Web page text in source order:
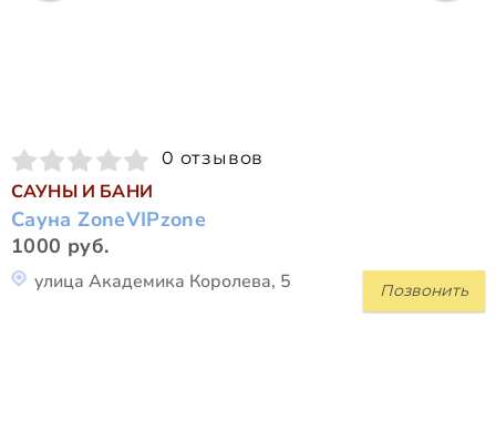
0 отзывов
САУНЫ И БАНИ
Сауна ZoneVIPzone
1000 руб.
Позвонить
улица Академика Королева, 5